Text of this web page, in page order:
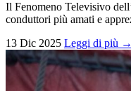
Il Fenomeno Televisivo
conduttori più amati e
13 Dic 2025 Leggi di più →